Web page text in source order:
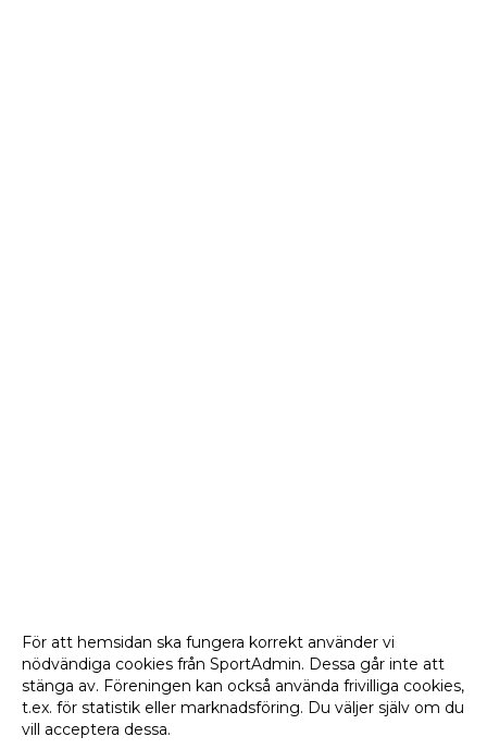
För att hemsidan ska fungera korrekt använder vi
nödvändiga cookies från SportAdmin. Dessa går inte att
stänga av. Föreningen kan också använda frivilliga cookies,
t.ex. för statistik eller marknadsföring. Du väljer själv om du
vill acceptera dessa.